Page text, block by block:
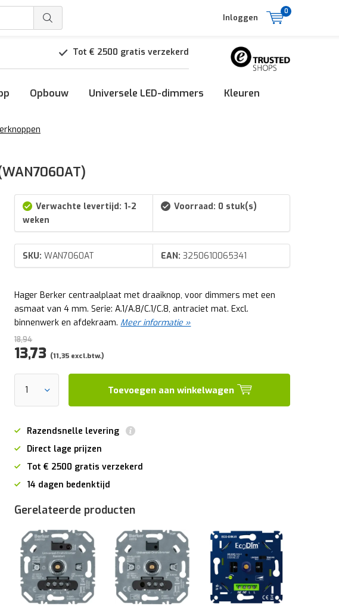
Inloggen
0
Tot € 2500 gratis verzekerd
Opbouw Universele LED-dimmers Kleuren
Verwachte levertijd: 1-2
weken
Voorraad: 0 stuk(s)
SKU: WAN7060AT EAN: 3250610065341
Hager Berker centraalplaat met draaiknop, voor dimmers met een
asmaat van 4 mm. Serie: A.1/A.8/C.1/C.8, antraciet mat. Excl.
binnenwerk en afdekraam. Meer informatie »
18,94
13,73 (11,35 excl.btw.)
Toevoegen aan winkelwagen
Razendsnelle levering
Direct lage prijzen
Tot € 2500 gratis verzekerd
14 dagen bedenktijd
Gerelateerde producten